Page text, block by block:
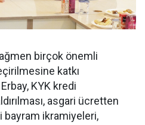
birçok önemli
katkı
KYK kredi
asgari ücretten
bayram ikramiyeleri,